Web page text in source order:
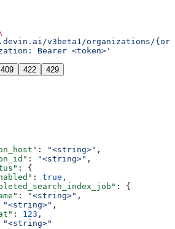
v3beta1/organizations/
Bearer <token>'
409 422 429
: "<string>" ,
: "<string>" ,
: {
: true ,
: {
: "<string>" ,
"<string>" ,
: 123 ,
"<string>"